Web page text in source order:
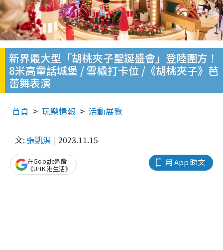
新界最大型「胡桃夾子聖誕盛會」登陸圍方！
8米高童話城堡 / 雪橇打卡位 /《胡桃夾子》芭
蕾舞表演
首頁 玩樂情報 活動展覽
文: 張凱淇 2023.11.15
用 App 睇文
在Google追蹤
《UHK 港生活》